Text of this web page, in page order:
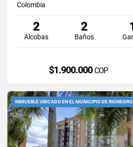
Colombia
2
Alcobas
2
Baños
$1.900.000 COP
INMUEBLE UBICADO EN EL MUNICIPIO DE RIONEGRO